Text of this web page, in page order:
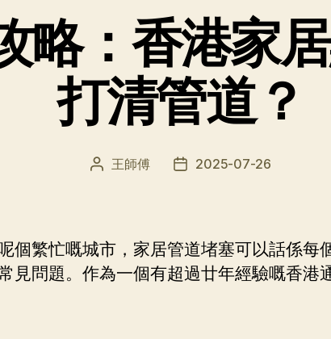
略：香港家
打清管道？
文 王師傅
发 2025-07-26
個繁忙嘅城市，家居管道堵塞可以話係每
見問題。作為一個有超過廿年經驗嘅香港